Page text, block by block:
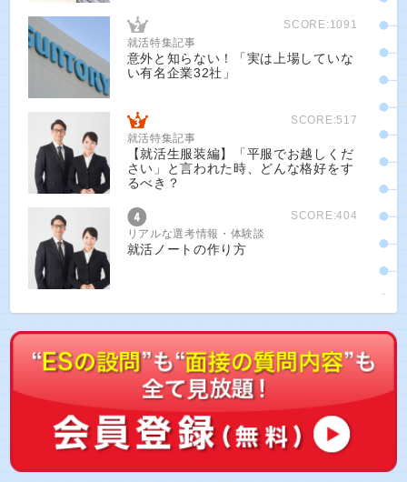
SCORE:1091
就活特集記事
意外と知らない！「実は上場していな
い有名企業32社」
SCORE:517
就活特集記事
【就活生服装編】「平服でお越しくだ
さい」と言われた時、どんな格好をす
るべき？
SCORE:404
リアルな選考情報・体験談
就活ノートの作り方